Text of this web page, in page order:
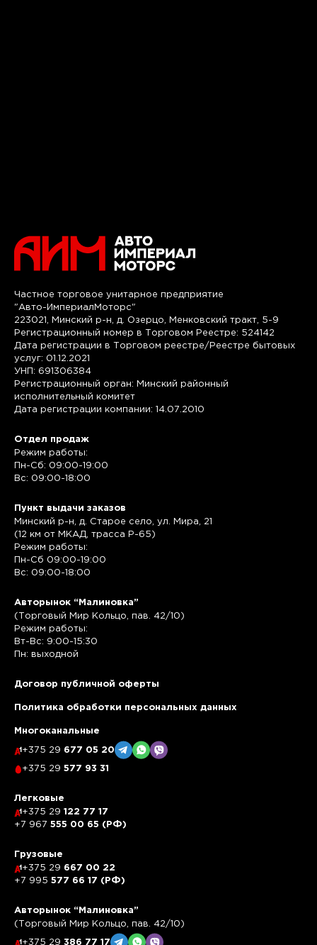
Частное торговое унитарное предприятие
"Авто-ИмпериалМоторс"
223021, Минский р-н, д. Озерцо, Менковский тракт, 5-9
Регистрационный номер в Торговом Реестре: 524142
Дата регистрации в Торговом реестре/Реестре бытовых
услуг: 01.12.2021
УНП: 691306384
Регистрационный орган: Минский районный
исполнительный комитет
Дата регистрации компании: 14.07.2010
Отдел продаж
Режим работы:
Пн-Сб: 09:00-19:00
Вс: 09:00-18:00
Пункт выдачи заказов
Минский р-н, д. Старое село, ул. Мира, 21
(12 км от МКАД, трасса P-65)
Режим работы:
Пн-Сб 09:00-19:00
Вс: 09:00-18:00
Авторынок “Малиновка”
(Торговый Мир Кольцо, пав. 42/10)
Режим работы:
Вт-Вс: 9:00-15:30
Пн: выходной
Договор публичной оферты
Политика обработки персональных данных
Многоканальные
+375 29 677 05 20
+375 29 577 93 31
Легковые
+375 29 122 77 17
+7 967 555 00 65 (РФ)
Грузовые
+375 29 667 00 22
+7 995 577 66 17 (РФ)
Авторынок “Малиновка”
(Торговый Мир Кольцо, пав. 42/10)
+375 29 386 77 17